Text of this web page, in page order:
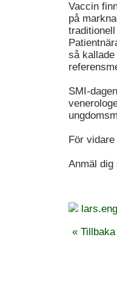
Vaccin
på
så
SMI-
För
Anmäl dig
« Tillbaka